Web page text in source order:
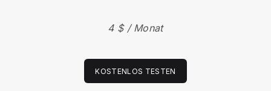
4 $ / Monat
KOSTENLOS TESTEN